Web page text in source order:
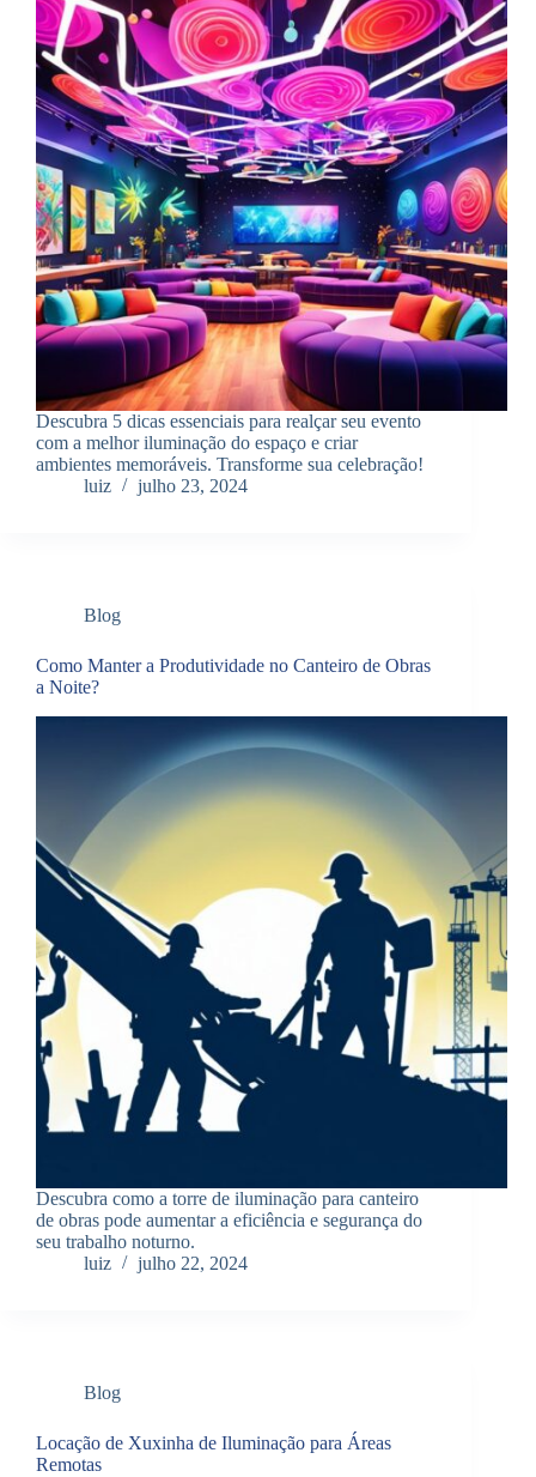
Descubra 5 dicas essenciais para realçar seu evento
com a melhor iluminação do espaço e criar
ambientes memoráveis. Transforme sua celebração!
luiz
julho 23, 2024
Blog
Como Manter a Produtividade no Canteiro de Obras
a Noite?
Descubra como a torre de iluminação para canteiro
de obras pode aumentar a eficiência e segurança do
seu trabalho noturno.
luiz
julho 22, 2024
Blog
Locação de Xuxinha de Iluminação para Áreas
Remotas